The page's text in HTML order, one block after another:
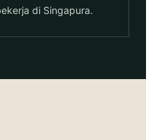
di Singapura.